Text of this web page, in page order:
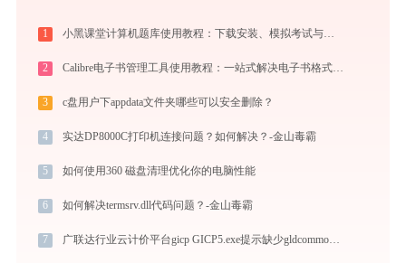
1 小黑课堂计算机题库使用教程：下载安装、模拟考试与高效刷题全攻略
2 Calibre电子书管理工具使用教程：一站式解决电子书格式转换、元数据管理与设备同步
3 c盘用户下appdata文件夹哪些可以安全删除？
4 实达DP8000C打印机连接问题？如何解决？-金山毒霸
5 如何使用360 磁盘清理优化你的电脑性能
6 如何解决termsrv.dll代码问题？-金山毒霸
7 广联达行业云计价平台gicp GICP5.exe提示缺少gldcommon.dll文件的解决办法